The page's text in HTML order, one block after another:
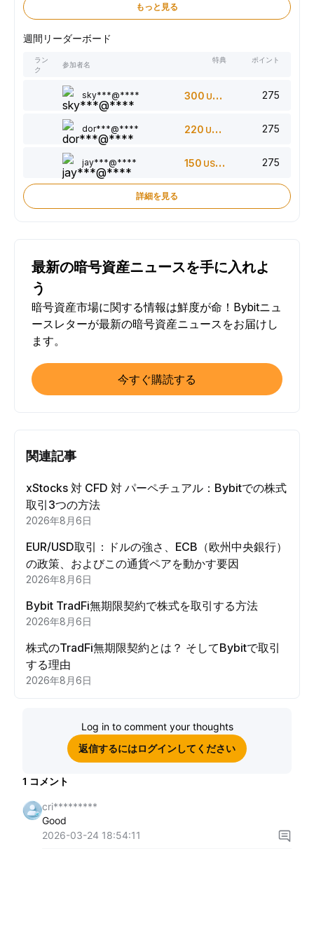
もっと見る
週間リーダーボード
ラン
ク
参加者名
特典 ポイント
sky***@**** 300 USDT 275
dor***@**** 220 USDT 275
jay***@**** 150 USDT 275
詳細を見る
最新の暗号資産ニュースを手に入れよ
う
暗号資産市場に関する情報は鮮度が命！Bybitニュ
ースレターが最新の暗号資産ニュースをお届けし
ます。
今すぐ購読する
関連記事
xStocks 対 CFD 対 パーペチュアル：Bybitでの株式
取引3つの方法
2026年8月6日
EUR/USD取引：ドルの強さ、ECB（欧州中央銀行）
の政策、およびこの通貨ペアを動かす要因
2026年8月6日
Bybit TradFi無期限契約で株式を取引する方法
2026年8月6日
株式のTradFi無期限契約とは？ そしてBybitで取引
する理由
2026年8月6日
Log in to comment your thoughts
返信するにはログインしてください
1 コメント
cri*********
Good
2026-03-24 18:54:11